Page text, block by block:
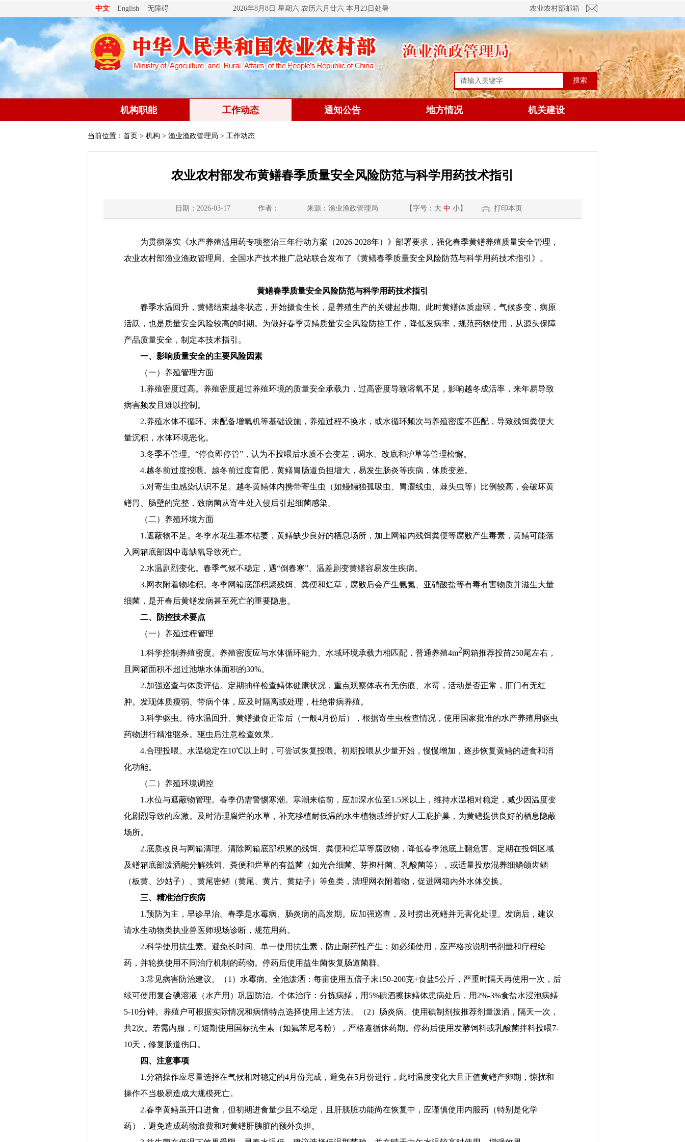
中文 English 无障碍 2026年8月8日 星期六 农历六月廿六 本月23日处暑 农业农村部邮箱
搜索
机构职能 工作动态 通知公告 地方情况 机关建设
当前位置： 首页 > 机构 > 渔业渔政管理局 > 工作动态
农业农村部发布黄鳝春季质量安全风险防范与科学用药技术指引
日期：2026-03-17 作者： 来源：渔业渔政管理局 【字号： 大 中 小】 打印本页
为贯彻落实《水产养殖滥用药专项整治三年行动方案（2026-2028年）》部署要求，强化春季黄鳝养殖质量安全管理，
农业农村部渔业渔政管理局、全国水产技术推广总站联合发布了《黄鳝春季质量安全风险防范与科学用药技术指引》。
黄鳝春季质量安全风险防范与科学用药技术指引
春季水温回升，黄鳝结束越冬状态，开始摄食生长，是养殖生产的关键起步期。此时黄鳝体质虚弱，气候多变，病原
活跃，也是质量安全风险较高的时期。为做好春季黄鳝质量安全风险防控工作，降低发病率，规范药物使用 ，从源头保障
产品质量安全，制定本技术指引。
一、影响质量安全的主要风险因素
（一）养殖管理方面
1.养殖密度过高。 养殖密度超过养殖环境的质量安全承载力，过高密度导致溶氧不足，影响越冬成活率，来年易导致
病害频发且难以控制。
2.养殖水体不循环。 未配备增氧机等基础设施，养殖过程不换水，或水循环频次与养殖密度不匹配，导致残饵粪便大
量沉积，水体环境恶化。
3.冬季不管理。 “停食即停管” ，认为不投喂后水质不会变差 ，调水、改底和护草等管理松懈。
4.越冬前过度投喂。 越冬前过度育肥， 黄鳝胃肠道负担增大，易发生肠炎等疾病， 体质变差。
5.对寄生虫感染认识不足。 越冬黄鳝体内携带寄生虫（如鳗鲡独孤吸虫、 胃瘤线虫、棘头虫等）
比例较高，会破坏黄
鳝胃
肠壁的完整 ， 致病菌从寄生处入侵后引起细菌感染。
（二）养殖环境方面
1.遮蔽物不足。 冬季水花生基本枯萎，黄鳝缺少良好的栖息场所，加上网箱内残饵粪便等腐败产生毒素，黄鳝可能落
入网箱底部因中毒缺氧导致死亡。
2.水温剧烈变化。 春季气候不稳定，遇“倒春寒”、温差剧变黄鳝容易发生疾病。
3.网衣附着物堆积。 冬季网箱底部积聚残饵、粪便和烂草，腐败后会产生氨氮、亚硝酸盐等有毒有害物质并滋生大量
细菌 ，是开春后黄鳝发病甚至死亡的重要隐患 。
二、防控技术要点
（一）养殖过程管理
1.科学控制养殖密度。 养殖密度应与水体循环能力、水域环境承载力相匹配，普通养殖4m2网箱推荐投苗250尾左右，
且网箱面积不超过池塘水体面积的30%。
2.加强巡查与体质评估。 定期抽样检查鳝体健康状况，重点观察体表有无伤痕、水霉，活动是否正常，肛门有无红
肿。发现体质瘦弱、带病个体，应及时隔离或处理，杜绝带病养殖。
3.科学驱虫。 待水温回升
黄鳝摄食正常后（一般4月份后），根据寄生虫检查情况，使用国家批准的水产养殖用驱虫
药物进行精准驱杀。驱虫后注意检查效果。
4.合理投喂。 水温稳定在10℃以上时，可尝试恢复投喂。 初期投喂从少量开始，慢慢增加，逐步恢复黄鳝的进食和消
化功能。
（二）养殖环境调控
1.水位与遮蔽物管理。 春季仍需警惕寒潮。寒潮来临前，应加深水位至1.5米以上，维持水温相对稳定，减少因温度变
化剧烈导致的应激。及时清理腐烂的水草，补充移植耐低温的水生植物或维护好人工庇护巢，为黄鳝提供良好的栖息隐蔽
场所。
2.底质改良与网箱清理。 清除网箱底部积累的残饵、粪便和烂草等腐败物 ， 降低春季池底上翻危害。定期在投饵区域
及鳝箱底部泼洒能分解残饵、粪便和烂草的有益菌（如光合细菌、芽孢杆菌、乳酸菌等），或适量投放混养细鳞颌齿鲴
（板黄、沙姑子）
、黄尾密鲴 （黄尾、黄片、黄姑子） 等鱼类，清理网衣附着物， 促进网箱内外水体交换。
三、精准治疗疾病
1.预防为主，早诊早治。 春季是水霉病、肠炎病的高发期。应加强巡查，及时捞出死鳝并无害化处理。 发病后， 建议
请水生动物类执业兽医师现场诊断，规范用药。
2.科学使用抗生素。 避免长时间、单一使用抗生素 ，防止耐药性产生；如必须使用，应严格按说明书剂量和疗程给
药，并轮换使用不同治疗机制 的药物。停药后使用益生菌恢复肠道菌群。
3.常见病害防治建议。
（1） 水霉病。 全池泼洒： 每亩使用五倍子末150-200克+食盐5公斤，严重时隔天再使用一次 ， 后
续可使用复合碘溶液（水产用）巩固防治。 个体治疗：分拣病鳝，用5%碘酒擦抹鳝体患病处后，用2%-3%食盐水浸泡病鳝
5-10分钟。养殖户可根据实际情况和病情特点选择使用上述方法。 （2） 肠炎病。使用碘制剂 按推荐剂量泼洒，隔天一次，
共2次。若需内服，可短期使用国标抗生素（如氟苯尼考粉）， 严格遵循休药期 。停药后使用 发酵饲料或乳酸菌拌料投喂7-
10天，修复肠道伤口。
四、注意事项
1.分箱操作应尽量选择在气候相对稳定的4月份完成 ， 避免在5月份进行， 此时温度变化大且正值黄鳝产卵期，惊扰和
操作不当极易造成大规模死亡。
2.春季黄鳝虽开口进食 ，但初期进食量少且不稳定，且 肝胰脏功能尚在恢复中 ，应谨慎使用 内服药（特别是化学
药），避免造成药物浪费和对黄鳝肝胰脏的额外负担。